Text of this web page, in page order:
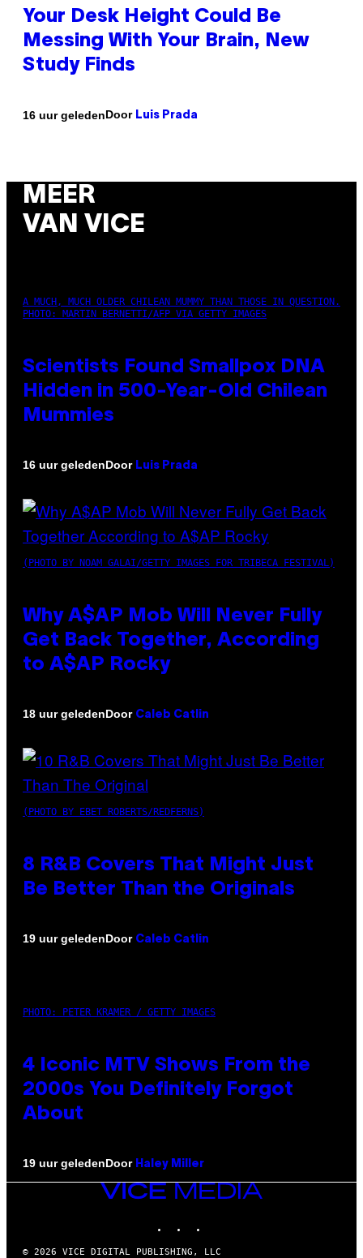
Your Desk Height Could Be
Messing With Your Brain, New
Study Finds
16 uur geledenDoor Luis Prada
MEER
VAN VICE
A MUCH, MUCH OLDER CHILEAN MUMMY THAN THOSE IN QUESTION.
PHOTO: MARTIN BERNETTI/AFP VIA GETTY IMAGES
Scientists Found Smallpox DNA
Hidden in 500-Year-Old Chilean
Mummies
16 uur geledenDoor Luis Prada
(PHOTO BY NOAM GALAI/GETTY IMAGES FOR TRIBECA FESTIVAL)
Why A$AP Mob Will Never Fully
Get Back Together, According
to A$AP Rocky
18 uur geledenDoor Caleb Catlin
(PHOTO BY EBET ROBERTS/REDFERNS)
8 R&B Covers That Might Just
Be Better Than the Originals
19 uur geledenDoor Caleb Catlin
PHOTO: PETER KRAMER / GETTY IMAGES
4 Iconic MTV Shows From the
2000s You Definitely Forgot
About
19 uur geledenDoor Haley Miller
VICE
MEDIA
© 2026 VICE DIGITAL PUBLISHING, LLC